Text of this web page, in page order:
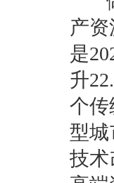
产
是
升
个
型城
技